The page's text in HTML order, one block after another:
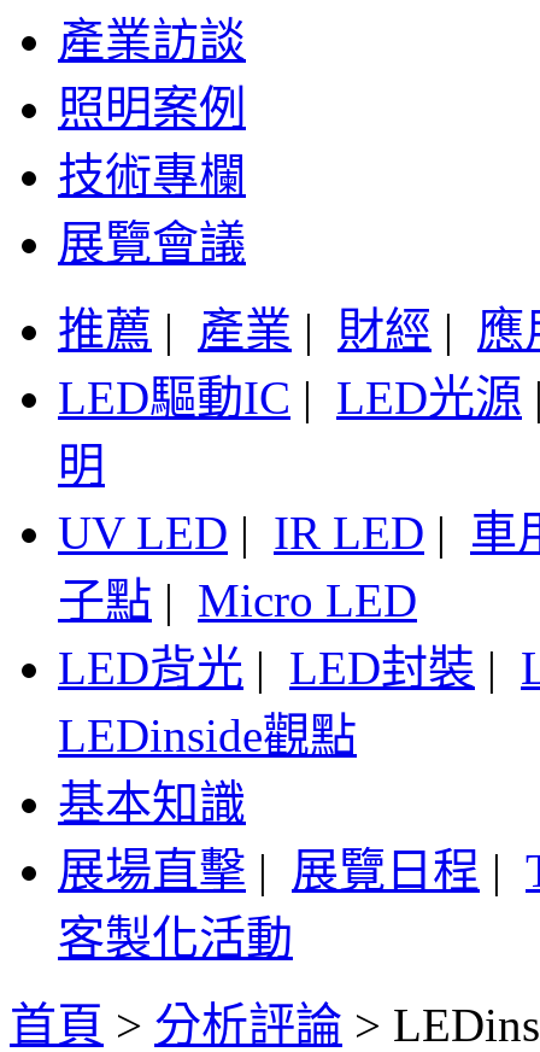
產業訪談
照明案例
技術專欄
展覽會議
推薦 | 產業 | 財經 | 應
LED驅動IC | LED光源
明
UV LED | IR LED | 車
子點 | Micro LED
LED背光 | LED封裝 |
LEDinside觀點
基本知識
展場直擊 | 展覽日程 |
客製化活動
首頁 > 分析評論 >